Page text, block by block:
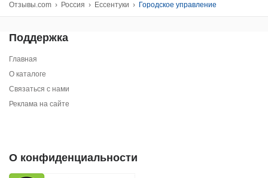
Отзывы.com › Россия › Ессентуки › Городское управление
Поддержка
Главная
О каталоге
Связаться с нами
Реклама на сайте
О конфиденциальности